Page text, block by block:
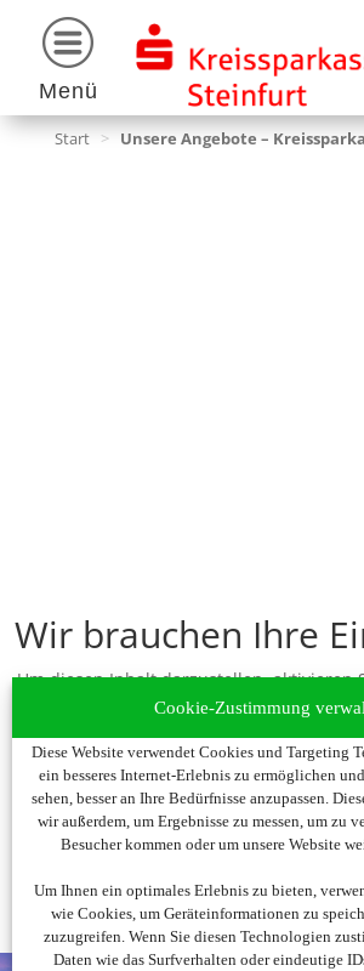
Cookie-Zustimmung
Diese Website verwendet Cookies und Targeting
ein besseres Internet-Erlebnis zu ermöglichen
sehen, besser an Ihre Bedürfnisse anzupassen.
wir außerdem, um Ergebnisse zu messen, um zu
Besucher kommen oder um unsere Website
Um Ihnen ein optimales Erlebnis zu bieten,
wie Cookies, um Geräteinformationen zu
zuzugreifen. Wenn Sie diesen Technologien
Daten wie das Surfverhalten oder eindeutige
Menü
Start > Unsere Angebote –
Wir brauchen Ihre
Um diesen Inhalt darzustellen, aktivieren
Es werden ggf. personenbezogene
Cookies akzeptieren